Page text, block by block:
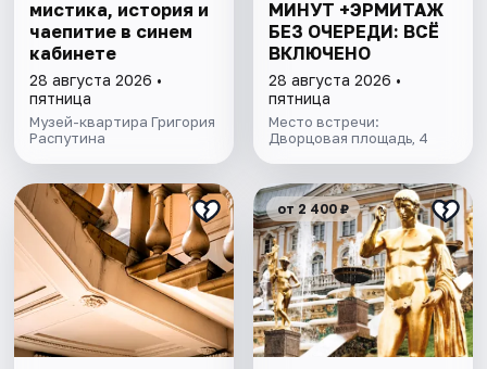
мистика, история и
чаепитие в синем
кабинете
28 августа 2026 •
пятница
Музей-квартира Григория
Распутина
МИНУТ +ЭРМИТАЖ
БЕЗ ОЧЕРЕДИ: ВСЁ
ВКЛЮЧЕНО
28 августа 2026 •
пятница
Место встречи:
Дворцовая площадь, 4
от 2 400 ₽